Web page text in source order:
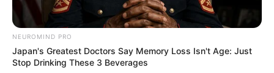
NEUROMIND PRO
Japan's Greatest Doctors Say Memory Loss Isn't Age: Just
Stop Drinking These 3 Beverages